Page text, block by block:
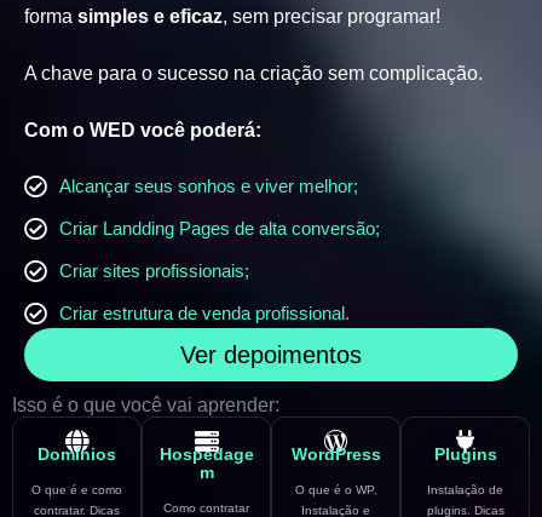
forma simples e eficaz, sem precisar programar!
A chave para o sucesso na criação sem complicação.
Com o WED você poderá:
Alcançar seus sonhos e viver melhor;
Criar Landding Pages de alta conversão;
Criar sites profissionais;
Criar estrutura de venda profissional.
Ver depoimentos
Isso é o que você vai aprender:
Domínios
O que é e como
contratar. Dicas
Hospedage
m
Como contratar
WordPress
O que é o WP,
Instalação e
Plugins
Instalação de
plugins. Dicas